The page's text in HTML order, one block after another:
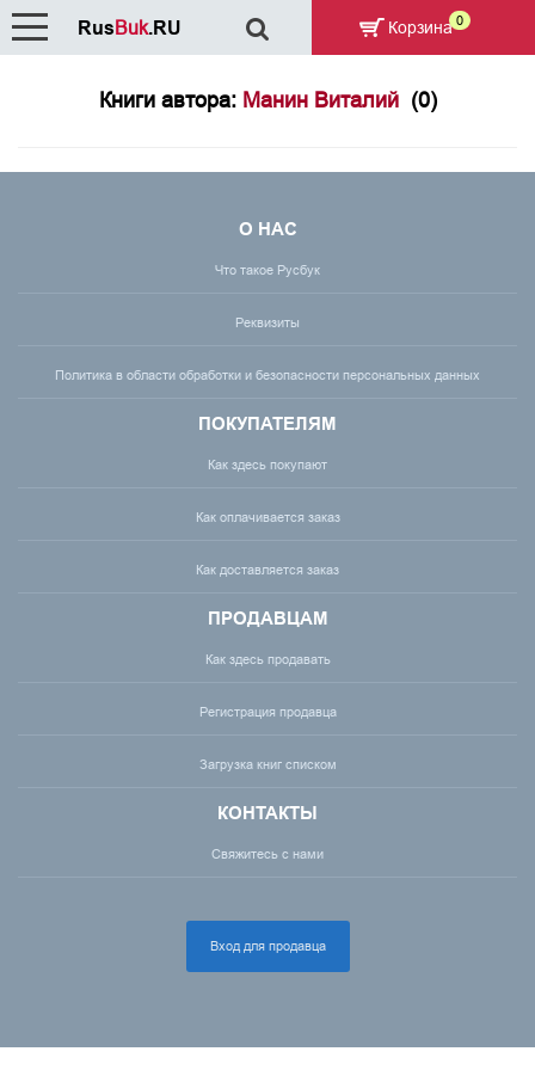
Книги автора: Манин Виталий (0)
О НАС
Что такое Русбук
Реквизиты
Политика в области обработки и безопасности персональных данных
ПОКУПАТЕЛЯМ
Как здесь покупают
Как оплачивается заказ
Как доставляется заказ
ПРОДАВЦАМ
Как здесь продавать
Регистрация продавца
Загрузка книг списком
КОНТАКТЫ
Свяжитесь с нами
Вход для продавца
RusBuk.RU Корзина 0